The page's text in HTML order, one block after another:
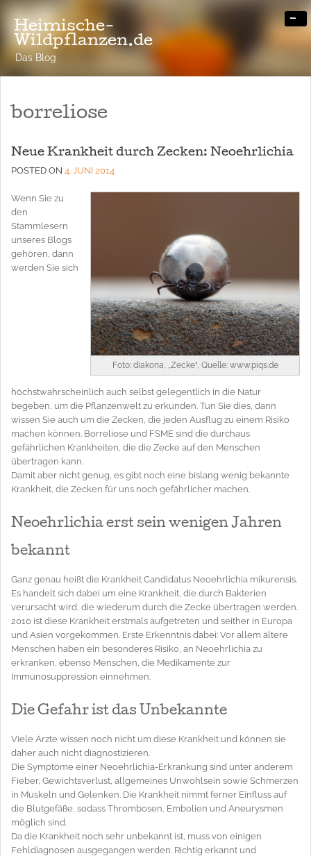
Heimische-
Wildpflanzen.de
Das Blog
-
borreliose
Neue Krankheit durch Zecken: Neoehrlichia
POSTED ON 4. JUNI 2014
Foto: diakona, „Zecke“, Quelle: www.piqs.de
Wenn Sie zu
den
Stammlesern
unseres Blogs
gehören, dann
werden Sie sich
höchstwahrscheinlich auch selbst gelegentlich in die Natur
begeben, um die Pflanzenwelt zu erkunden. Tun Sie dies, dann
wissen Sie auch um die Zecken, die jeden Ausflug zu einem Risiko
machen können. Borreliose und FSME sind die durchaus
gefährlichen Krankheiten, die die Zecke auf den Menschen
übertragen kann.
Damit aber nicht genug, es gibt noch eine bislang wenig bekannte
Krankheit, die Zecken für uns noch gefährlicher machen.
Neoehrlichia erst sein wenigen Jahren
bekannt
Ganz genau heißt die Krankheit Candidatus Neoehrlichia mikurensis.
Es handelt sich dabei um eine Krankheit, die durch Bakterien
verursacht wird, die wiederum durch die Zecke übertragen werden.
2010 ist diese Krankheit erstmals aufgetreten und seither in Europa
und Asien vorgekommen. Erste Erkenntnis dabei: Vor allem ältere
Menschen haben ein besonderes Risiko, an Neoehrlichia zu
erkranken, ebenso Menschen, die Medikamente zur
Immunosuppression einnehmen.
Die Gefahr ist das Unbekannte
Viele Ärzte wissen noch nicht um diese Krankheit und können sie
daher auch nicht diagnostizieren.
Die Symptome einer Neoehrlichia-Erkrankung sind unter anderem
Fieber, Gewichtsverlust, allgemeines Unwohlsein sowie Schmerzen
in Muskeln und Gelenken. Die Krankheit nimmt ferner Einfluss auf
die Blutgefäße, sodass Thrombosen, Embolien und Aneurysmen
möglich sind.
Da die Krankheit noch sehr unbekannt ist, muss von einigen
Fehldiagnosen ausgegangen werden. Richtig erkannt und